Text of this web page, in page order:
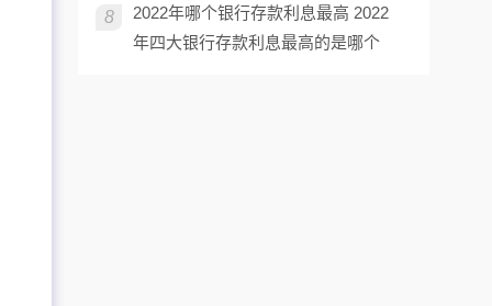
8
2022年哪个银行存款利息最高 2022
年四大银行存款利息最高的是哪个